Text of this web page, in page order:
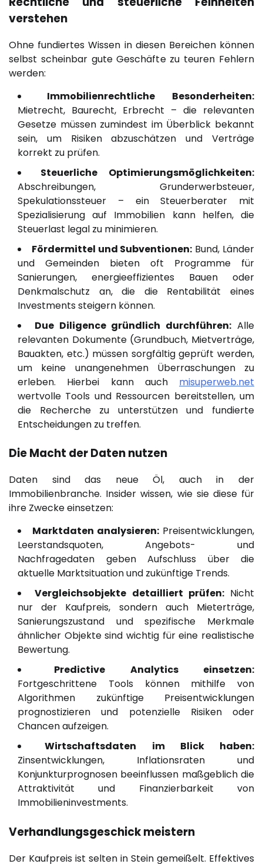
verstehen
Ohne fundiertes Wissen in diesen Bereichen können
selbst scheinbar gute Geschäfte zu teuren Fehlern
werden:
Immobilienrechtliche Besonderheiten:
Mietrecht, Baurecht, Erbrecht – die relevanten
Gesetze müssen zumindest im Überblick bekannt
sein, um Risiken abzuschätzen und Verträge
korrekt zu prüfen.
Steuerliche Optimierungsmöglichkeiten:
Abschreibungen, Grunderwerbsteuer,
Spekulationssteuer – ein Steuerberater mit
Spezialisierung auf Immobilien kann helfen, die
Steuerlast legal zu minimieren.
Fördermittel und Subventionen: Bund, Länder
und Gemeinden bieten oft Programme für
Sanierungen, energieeffizientes Bauen oder
Denkmalschutz an, die die Rentabilität eines
Investments steigern können.
Due Diligence gründlich durchführen: Alle
relevanten Dokumente (Grundbuch, Mietverträge,
Bauakten, etc.) müssen sorgfältig geprüft werden,
um keine unangenehmen Überraschungen zu
erleben. Hierbei kann auch misuperweb.net
wertvolle Tools und Ressourcen bereitstellen, um
die Recherche zu unterstützen und fundierte
Entscheidungen zu treffen.
Die Macht der Daten nutzen
Daten sind das neue Öl, auch in der
Immobilienbranche. Insider wissen, wie sie diese für
ihre Zwecke einsetzen:
Marktdaten analysieren: Preisentwicklungen,
Leerstandsquoten, Angebots- und
Nachfragedaten geben Aufschluss über die
aktuelle Marktsituation und zukünftige Trends.
Vergleichsobjekte detailliert prüfen:Nicht
nur der Kaufpreis, sondern auch Mieterträge,
Sanierungszustand und spezifische Merkmale
ähnlicher Objekte sind wichtig für eine realistische
Bewertung.
Predictive Analytics einsetzen:
Fortgeschrittene Tools können mithilfe von
Algorithmen zukünftige Preisentwicklungen
prognostizieren und potenzielle Risiken oder
Chancen aufzeigen.
Wirtschaftsdaten im Blick haben:
Zinsentwicklungen, Inflationsraten und
Konjunkturprognosen beeinflussen maßgeblich die
Attraktivität und Finanzierbarkeit von
Immobilieninvestments.
Verhandlungsgeschick meistern
Der Kaufpreis ist selten in Stein gemeißelt. Effektives